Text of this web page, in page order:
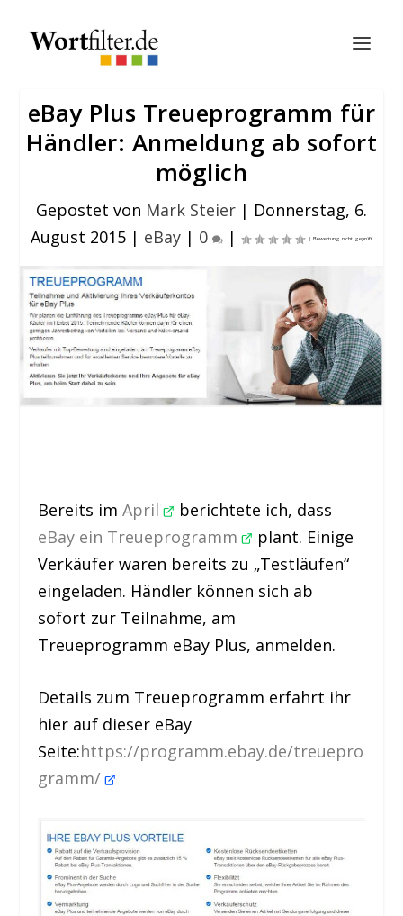
eBay Plus Treueprogramm für
Händler: Anmeldung ab sofort
möglich
Gepostet von Mark Steier | Donnerstag, 6.
August 2015 | eBay | 0 |
Bereits imApril
berichtete ich, dass
eBay ein Treueprogramm
plant. Einige
Verkäufer waren bereits zu „Testläufen“
eingeladen. Händler können sich ab
sofort zur Teilnahme, am
Treueprogramm eBay Plus, anmelden.
Details zum Treueprogramm erfahrt ihr
hier auf dieser eBay
Seite:https://programm.ebay.de/treuepro
gramm/